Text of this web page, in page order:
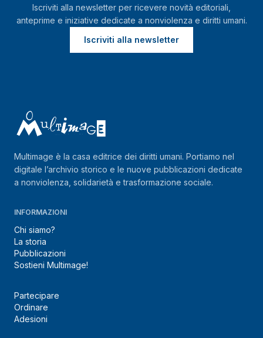
Iscriviti alla newsletter per ricevere novità editoriali,
anteprime e iniziative dedicate a nonviolenza e diritti umani.
Iscriviti alla newsletter
Multimage è la casa editrice dei diritti umani. Portiamo nel
digitale l’archivio storico e le nuove pubblicazioni dedicate
a nonviolenza, solidarietà e trasformazione sociale.
INFORMAZIONI
Chi siamo?
La storia
Pubblicazioni
Sostieni Multimage!
Partecipare
Ordinare
Adesioni